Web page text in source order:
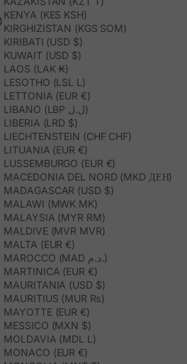
KENYA (KES KSH)
KIRGHIZISTAN (KGS SOM)
KIRIBATI (USD $)
KUWAIT (USD $)
LAOS (LAK ₭)
LESOTHO (LSL L)
LETTONIA (EUR €)
LIBANO (LBP ل.ل)
LIBERIA (LRD $)
LIECHTENSTEIN (CHF CHF)
LITUANIA (EUR €)
LUSSEMBURGO (EUR €)
MACEDONIA DEL NORD (MKD ДЕН)
MADAGASCAR (USD $)
MALAWI (MWK MK)
MALAYSIA (MYR RM)
MALDIVE (MVR MVR)
MALTA (EUR €)
MAROCCO (MAD د.م.)
MARTINICA (EUR €)
MAURITANIA (USD $)
MAURITIUS (MUR ₨)
MAYOTTE (EUR €)
MESSICO (MXN $)
MOLDAVIA (MDL L)
MONACO (EUR €)